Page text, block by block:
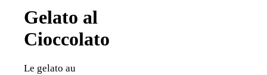
Gelato al
Cioccolato
Le gelato au